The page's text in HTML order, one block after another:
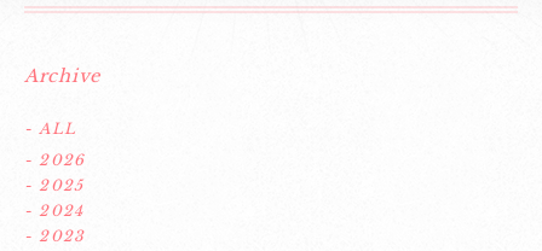
Archive
- ALL
- 2026
- 2025
- 2024
- 2023